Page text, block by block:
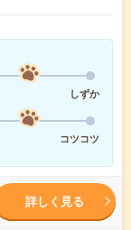
しずか
コツコツ
詳しく見る